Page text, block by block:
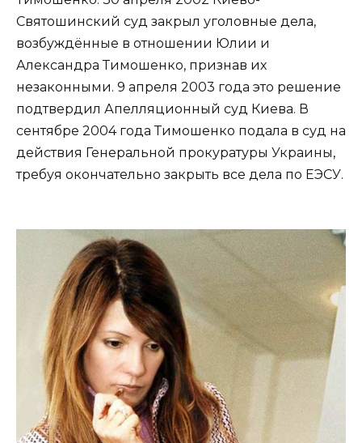
Святошинский суд закрыл уголовные дела,
возбуждённые в отношении Юлии и
Александра Тимошенко, признав их
незаконными. 9 апреля 2003 года это решение
подтвердил Апелляционный суд Киева. В
сентябре 2004 года Тимошенко подала в суд на
действия Генеральной прокуратуры Украины,
требуя окончательно закрыть все дела по ЕЭСУ.